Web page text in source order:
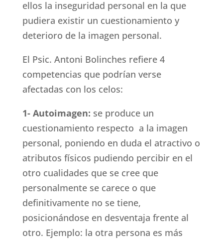
ellos la inseguridad personal en la que
pudiera existir un cuestionamiento y
deterioro de la imagen personal.
El Psic. Antoni Bolinches refiere 4
competencias que podrían verse
afectadas con los celos:
1- Autoimagen: se produce un
cuestionamiento respecto a la imagen
personal, poniendo en duda el atractivo o
atributos físicos pudiendo percibir en el
otro cualidades que se cree que
personalmente se carece o que
definitivamente no se tiene,
posicionándose en desventaja frente al
otro. Ejemplo: la otra persona es más